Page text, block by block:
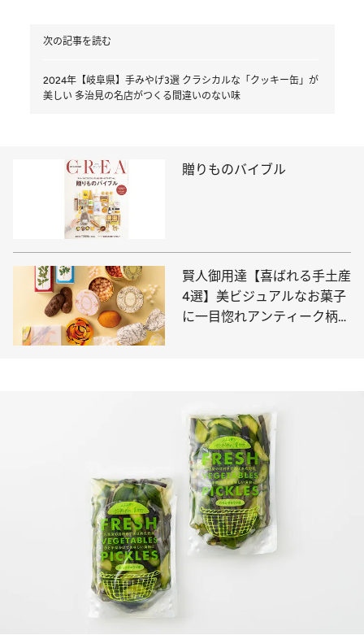
次の記事を読む
2024年【岐阜県】手みやげ3選 クラシカルな「クッキー缶」が
美しい 多治見の名店がつくる間違いのない味
贈りものバイブル
賢人御用達【喜ばれる手土産
4選】美ビジュアルなお菓子
に一目惚れアンティーク柄、